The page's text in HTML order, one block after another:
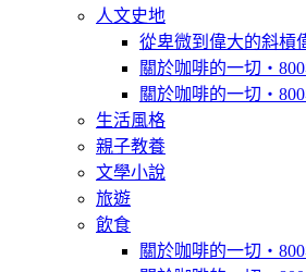
人文史地
從卑微到偉大的斜槓
關於咖啡的一切
關於咖啡的一切
生活風格
親子教養
文學小說
旅遊
飲食
關於咖啡的一切